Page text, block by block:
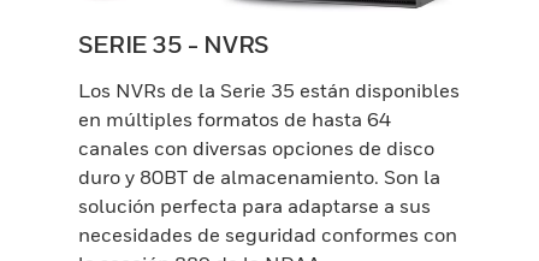
SERIE 35 - NVRS
Los NVRs de la Serie 35 están disponibles
en múltiples formatos de hasta 64
canales con diversas opciones de disco
duro y 80BT de almacenamiento. Son la
solución perfecta para adaptarse a sus
necesidades de seguridad conformes con